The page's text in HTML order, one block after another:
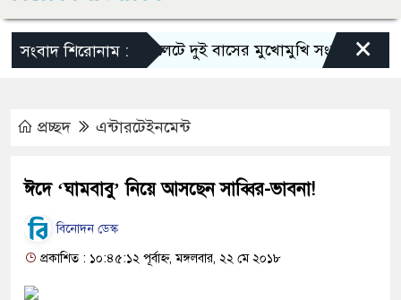
সংবাদ শিরোনাম :সিলেটে দুই বাসের মুখোমুখি সংঘর্ষে নিহত বেড়ে
×
প্রচ্ছদ এন্টারটেইনমেন্ট
ঈদে ‘ঘামবাবু’ নিয়ে আসছেন সাব্বির-ভাবনা!
বিনোদন ডেস্ক
প্রকাশিত : ১০:৪৫:১২ পূর্বাহ্ন, মঙ্গলবার, ২২ মে ২০১৮